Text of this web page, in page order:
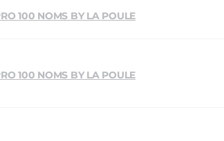
100 NOMS BY LA POULE
100 NOMS BY LA POULE